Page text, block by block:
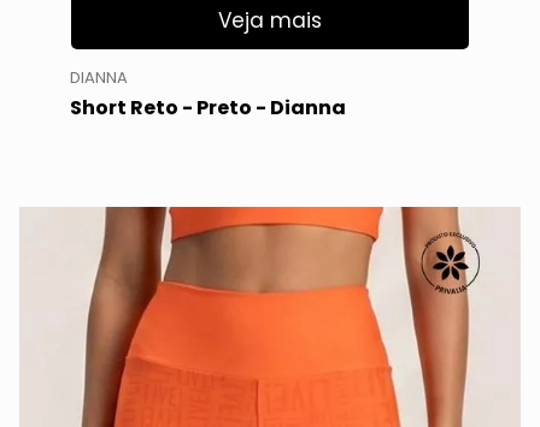
Veja mais
DIANNA
Short Reto - Preto - Dianna